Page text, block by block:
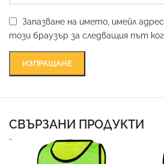
Запазване на името, имейл
този браузър за следващия път
СВЪРЗАНИ ПРОДУКТИ